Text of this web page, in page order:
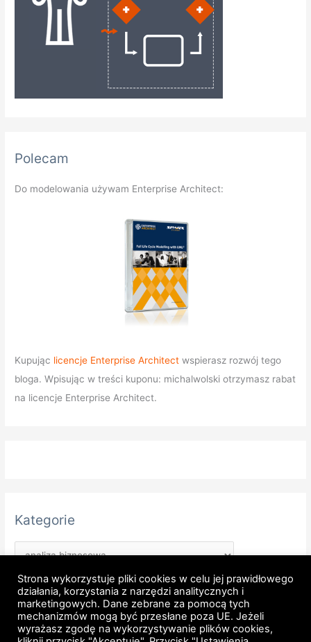
Polecam
Do modelowania używam Enterprise Architect:
Kupując licencje Enterprise Architect wspierasz rozwój tego
bloga. Wpisując w treści kuponu: michalwolski otrzymasz rabat
na licencje Enterprise Architect.
Kategorie
Strona wykorzystuje pliki cookies w celu jej prawidłowego
działania, korzystania z narzędzi analitycznych i
marketingowych. Dane zebrane za pomocą tych
mechanizmów mogą być przesłane poza UE. Jeżeli
wyrażasz zgodę na wykorzystywanie plików cookies,